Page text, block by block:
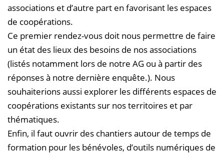
associations et d’autre part en favorisant les espaces
de coopérations.
Ce premier rendez-vous doit nous permettre de faire
un état des lieux des besoins de nos associations
(listés notamment lors de notre AG ou à partir des
réponses à notre dernière enquête.). Nous
souhaiterions aussi explorer les différents espaces de
coopérations existants sur nos territoires et par
thématiques.
Enfin, il faut ouvrir des chantiers autour de temps de
formation pour les bénévoles, d’outils numériques de